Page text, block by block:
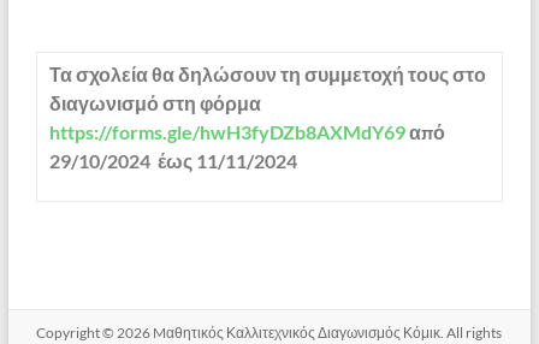
Τα σχολεία θα δηλώσουν τη συμμετοχή τους στο
διαγωνισμό στη φόρμα
https://forms.gle/hwH3fyDZb8AXMdY69από
29/10/2024 έως 11/11/2024
Copyright © 2026 Mαθητικός Καλλιτεχνικός Διαγωνισμός Κόμικ. All rights